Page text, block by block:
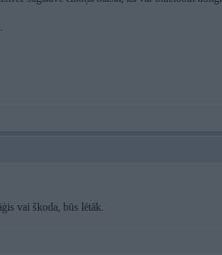
vai škoda, būs lētāk.